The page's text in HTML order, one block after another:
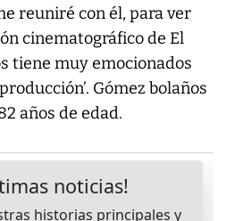
reuniré con él, para ver
cinematográfico de El
tiene muy emocionados
Gómez bolaños
años de edad.